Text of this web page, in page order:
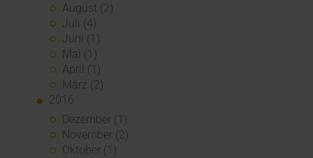
August (2)
Juli (4)
Juni (1)
Mai (1)
April (1)
März (2)
2016
Dezember (1)
November (2)
Oktober (1)